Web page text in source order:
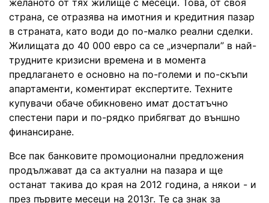
страна, се отразява на имотния и кредитния пазар
в страната, като води до по-малко реални сделки.
Жилищата до 40 000 евро са се „изчерпали” в най-
трудните кризисни времена и в момента
предлагането е основно на по-големи и по-скъпи
апартаменти, коментират експертите. Техните
купувачи обаче обикновено имат достатъчно
спестени пари и по-рядко прибягват до външно
финансиране.
Все пак банковите промоционални предложения
продължават да са актуални на пазара и ще
останат такива до края на 2012 година, а някои - и
през първите месеци на 2013г. Те са знак за